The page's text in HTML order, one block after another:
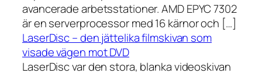
avancerade arbetsstationer. AMD EPYC 7302
är en serverprocessor med 16 kärnor och […]
LaserDisc – den jättelika filmskivan som
visade vägen mot DVD
LaserDisc var den stora, blanka videoskivan